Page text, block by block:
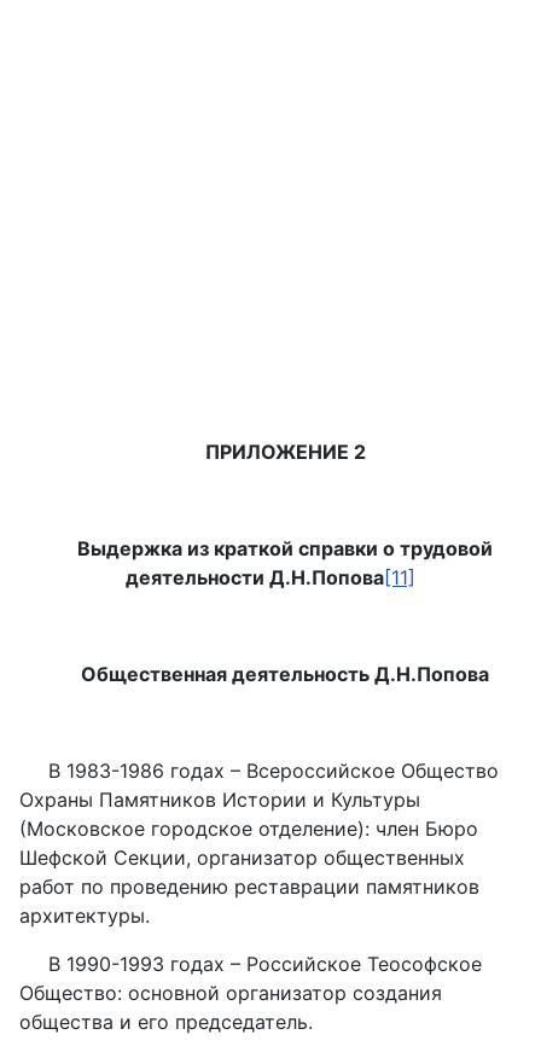
ПРИЛОЖЕНИЕ 2
Выдержка из краткой справки о трудовой
деятельности Д.Н.Попова[11]
Общественная деятельность Д.Н.Попова
В 1983-1986 годах – Всероссийское Общество
Охраны Памятников Истории и Культуры
(Московское городское отделение): член Бюро
Шефской Секции, организатор общественных
работ по проведению реставрации памятников
архитектуры.
В 1990-1993 годах – Российское Теософское
Общество: основной организатор создания
общества и его председатель.